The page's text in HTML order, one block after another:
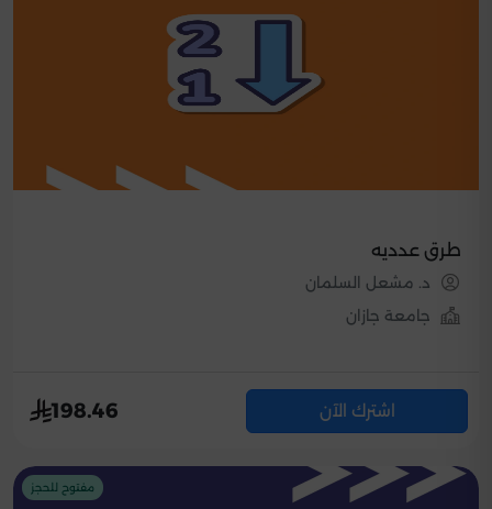
طرق عدديه
د. مشعل السلمان
جامعة جازان
اشترك الآن 198.46
مفتوح للحجز